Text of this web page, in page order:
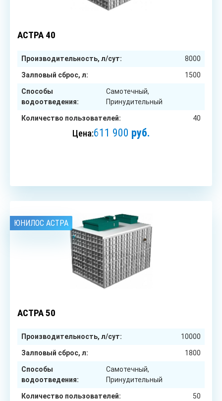
АСТРА 40
Производительность, л/сут: 8000
Залповый сброс, л: 1500
Способы
водоотведения:
Самотечный,
Принудительный
Количество пользователей: 40
Цена:611 900 руб.
ЮНИЛОС АСТРА
АСТРА 50
Производительность, л/сут: 10000
Залповый сброс, л: 1800
Способы
водоотведения:
Самотечный,
Принудительный
Количество пользователей: 50